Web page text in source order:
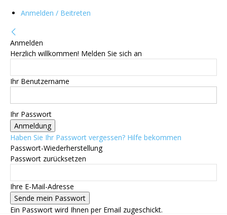
Anmelden / Beitreten
Anmelden
Herzlich willkommen! Melden Sie sich an
Ihr Benutzername
Ihr Passwort
Haben Sie Ihr Passwort vergessen? Hilfe bekommen
Passwort-Wiederherstellung
Passwort zurücksetzen
Ihre E-Mail-Adresse
Ein Passwort wird Ihnen per Email zugeschickt.